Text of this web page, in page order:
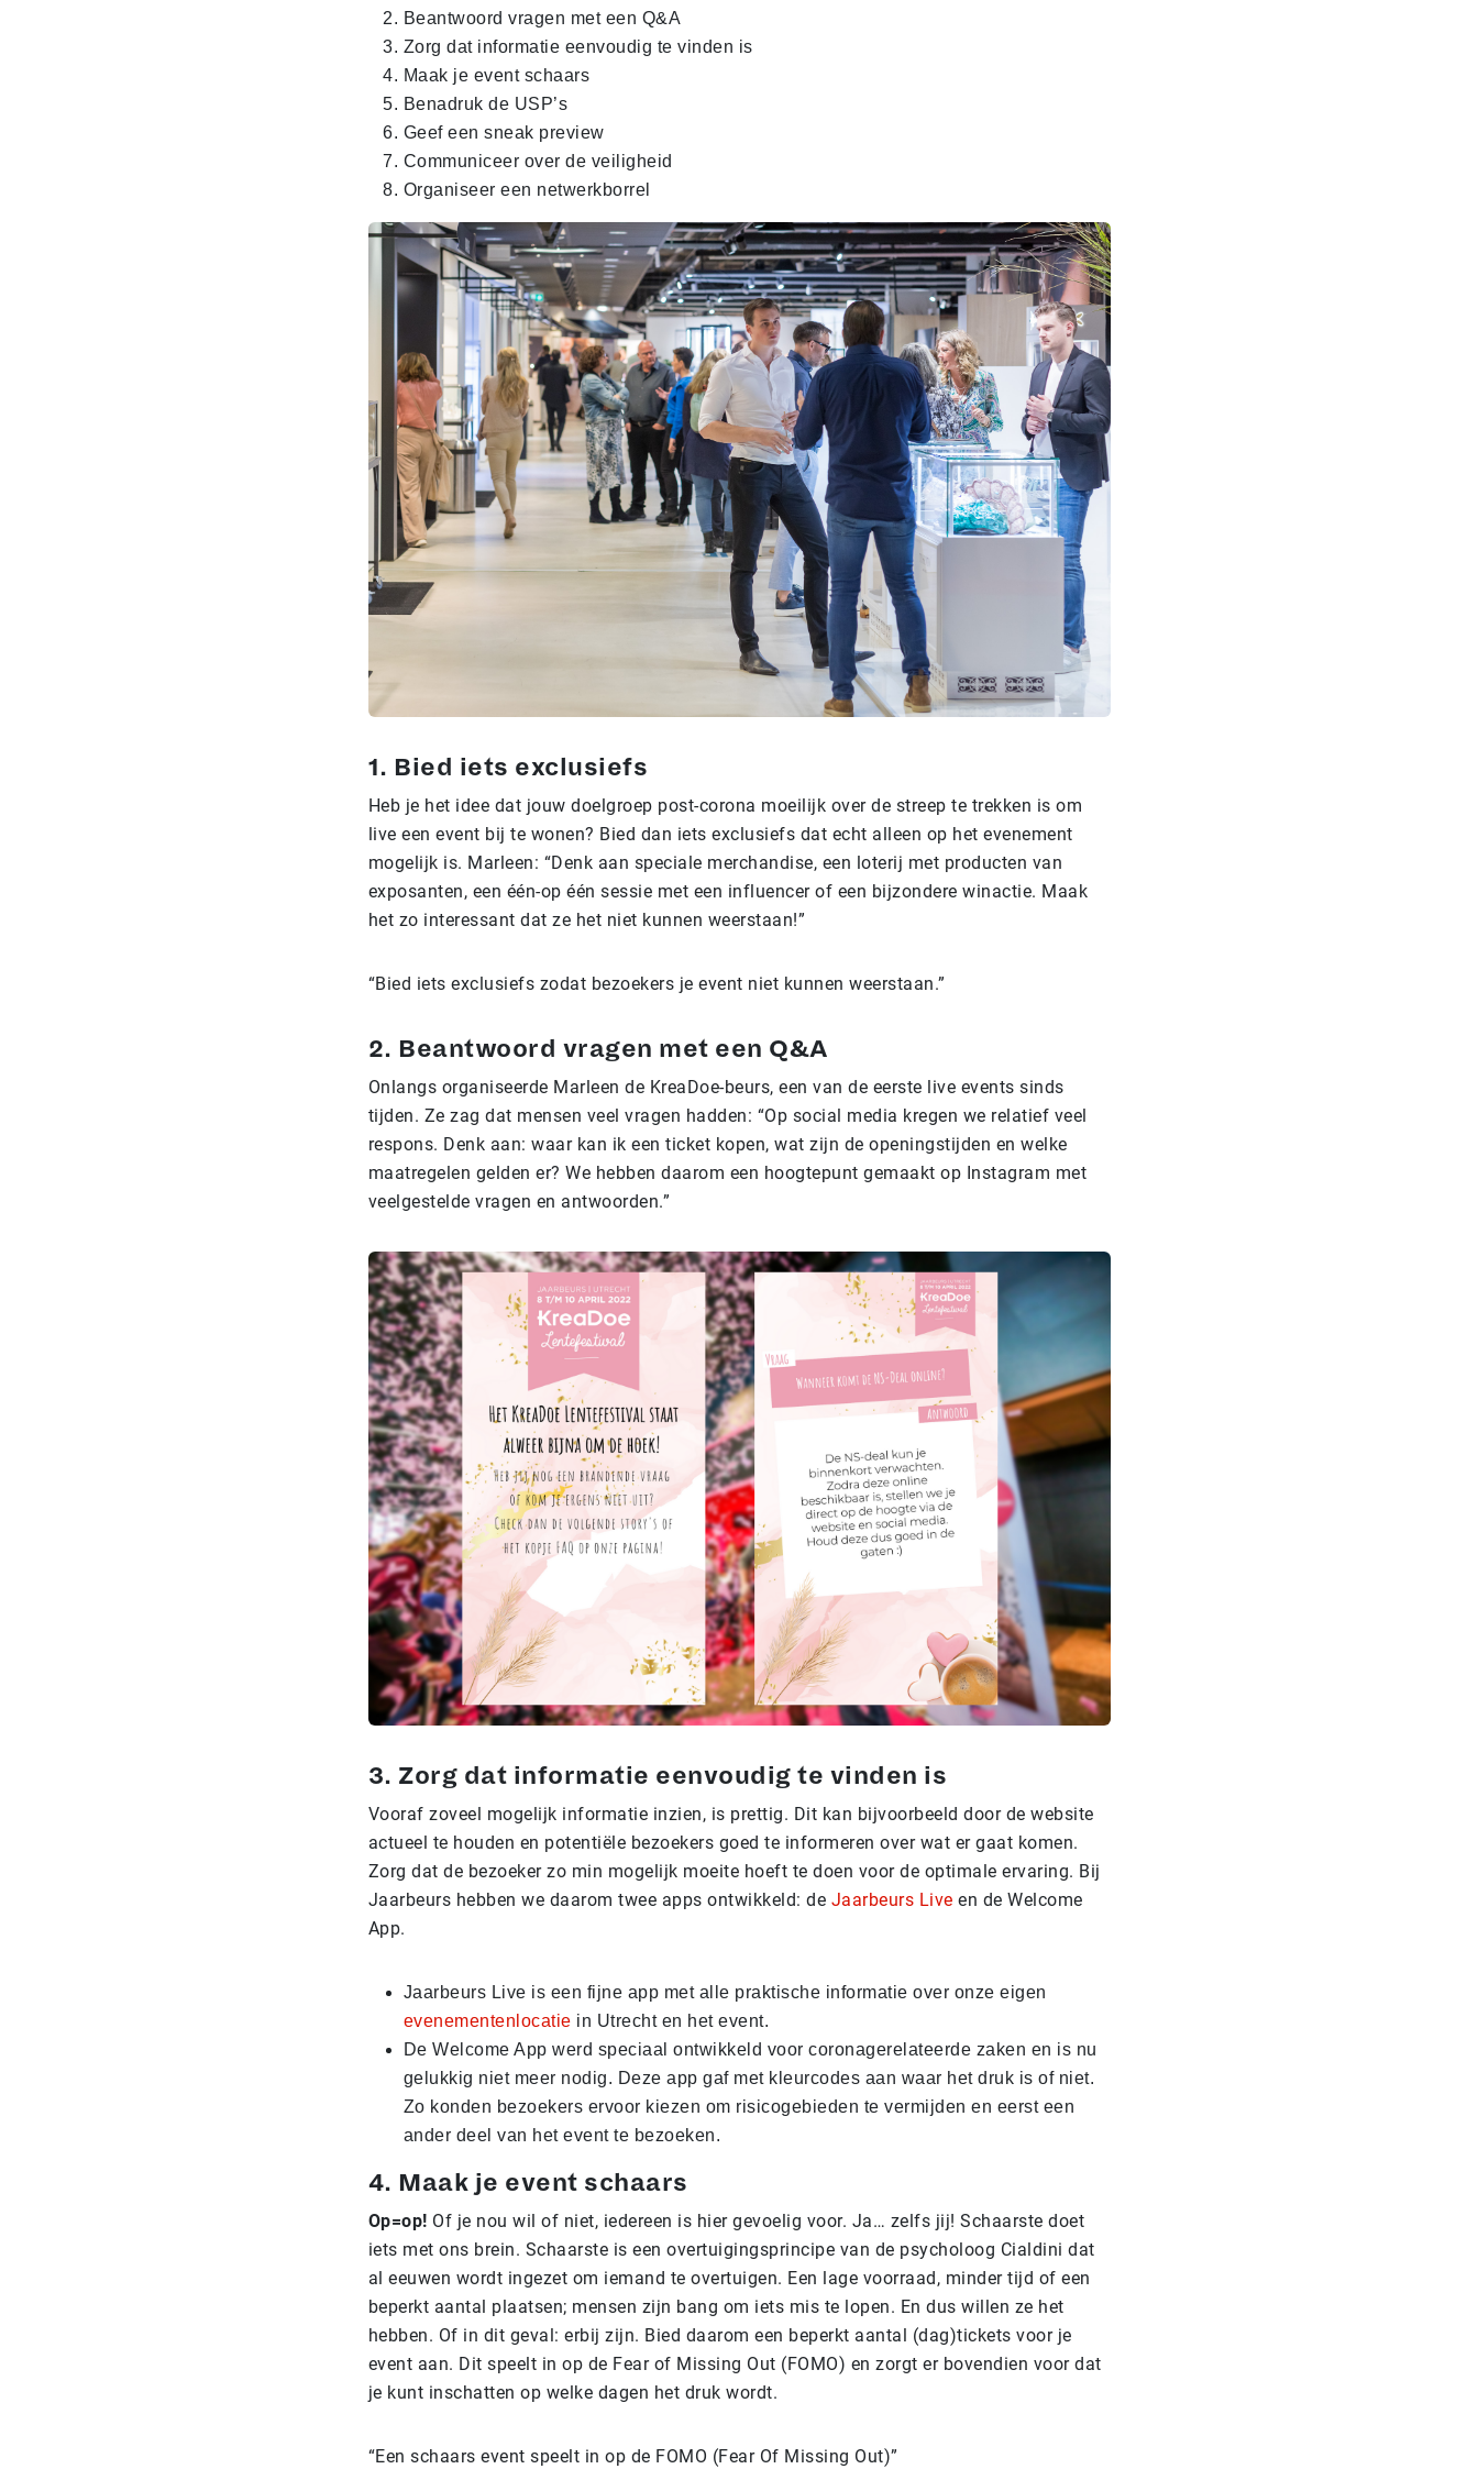
Beantwoord vragen met een Q&A
Zorg dat informatie eenvoudig te vinden is
Maak je event schaars
Benadruk de USP’s
Geef een sneak preview
Communiceer over de veiligheid
Organiseer een netwerkborrel
1. Bied iets exclusiefs
Heb je het idee dat jouw doelgroep post-corona moeilijk over de streep te trekken is om
live een event bij te wonen? Bied dan iets exclusiefs dat echt alleen op het evenement
mogelijk is. Marleen: “Denk aan speciale merchandise, een loterij met producten van
exposanten, een één-op één sessie met een influencer of een bijzondere winactie. Maak
het zo interessant dat ze het niet kunnen weerstaan!”
“Bied iets exclusiefs zodat bezoekers je event niet kunnen weerstaan.”
2. Beantwoord vragen met een Q&A
Onlangs organiseerde Marleen de KreaDoe-beurs, een van de eerste live events sinds
tijden. Ze zag dat mensen veel vragen hadden: “Op social media kregen we relatief veel
respons. Denk aan: waar kan ik een ticket kopen, wat zijn de openingstijden en welke
maatregelen gelden er? We hebben daarom een hoogtepunt gemaakt op Instagram met
veelgestelde vragen en antwoorden.”
3. Zorg dat informatie eenvoudig te vinden is
Vooraf zoveel mogelijk informatie inzien, is prettig. Dit kan bijvoorbeeld door de website
actueel te houden en potentiële bezoekers goed te informeren over wat er gaat komen.
Zorg dat de bezoeker zo min mogelijk moeite hoeft te doen voor de optimale ervaring. Bij
Jaarbeurs hebben we daarom twee apps ontwikkeld: de Jaarbeurs Live en de Welcome
App.
Jaarbeurs Live is een fijne app met alle praktische informatie over onze eigen
evenementenlocatie in Utrecht en het event.
De Welcome App werd speciaal ontwikkeld voor coronagerelateerde zaken en is nu
gelukkig niet meer nodig. Deze app gaf met kleurcodes aan waar het druk is of niet.
Zo konden bezoekers ervoor kiezen om risicogebieden te vermijden en eerst een
ander deel van het event te bezoeken.
4. Maak je event schaars
Op=op! Of je nou wil of niet, iedereen is hier gevoelig voor. Ja… zelfs jij! Schaarste doet
iets met ons brein. Schaarste is een overtuigingsprincipe van de psycholoog Cialdini dat
al eeuwen wordt ingezet om iemand te overtuigen. Een lage voorraad, minder tijd of een
beperkt aantal plaatsen; mensen zijn bang om iets mis te lopen. En dus willen ze het
hebben. Of in dit geval: erbij zijn. Bied daarom een beperkt aantal (dag)tickets voor je
event aan. Dit speelt in op de Fear of Missing Out (FOMO) en zorgt er bovendien voor dat
je kunt inschatten op welke dagen het druk wordt.
“Een schaars event speelt in op de FOMO (Fear Of Missing Out)”